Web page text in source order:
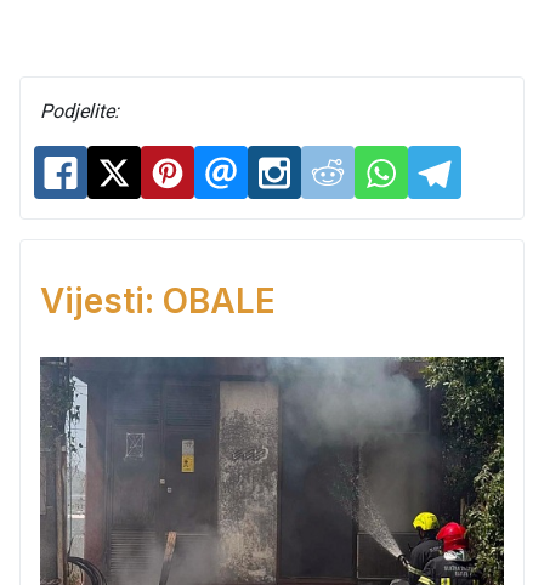
Podjelite:
Vijesti: OBALE